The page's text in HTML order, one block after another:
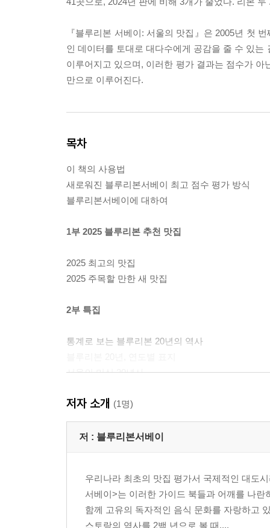
『블루리본 서베이: 서울의 맛집』은 2005년 첫
인 데이터를 토대로 대다수에게 공감을 줄 수 있
이루어지고 있으며, 이러한 평가 결과는 점수가
만으로 이루어진다.
목차
이 책의 사용법
새로워진 블루리본서베이 최고 점수 평가 방식
블루리본서베이에 대하여
1부 2025 블루리본 추천 맛집
2025 최고의 맛집
2025 주목할 만한 새 맛집
2부 특집
통계로 보는 블루리본 20년의 역사
서울의 미식 20년사
서울과 한국의 디저트 역사
3부 서울의 맛집 2025
저자 소개 (1명)
저 : 블루리본서베이
우리나라 최초의 맛집 평가서 국제적인 대도
서베이>는 이러한 가이드 북들과 어깨를 나
함께 고유의 독자적인 음식 문화를 자랑하고
스토랑의 역사를 2백 년으로 볼 때,...